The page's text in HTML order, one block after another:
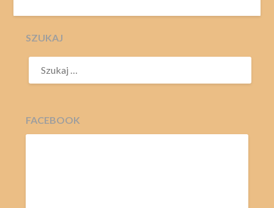
SZUKAJ
SZUKAJ:
FACEBOOK